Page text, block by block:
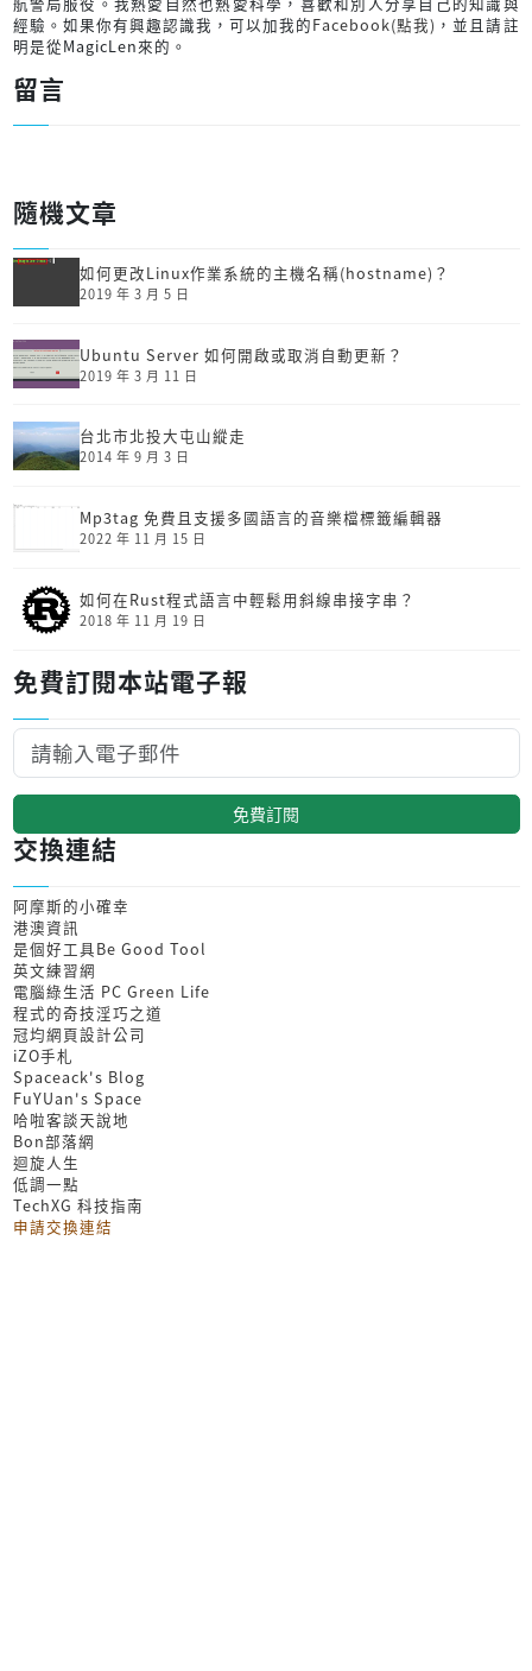
經驗。如果你有興趣認識我，可以加我的Facebook(點我) ，並且請註
明是從MagicLen來的。
留言
隨機文章
如何更改Linux作業系統的主機名稱(hostname)？
2019 年 3 月 5 日
Ubuntu Server 如何開啟或取消自動更新？
2019 年 3 月 11 日
台北市北投大屯山縱走
2014 年 9 月 3 日
Mp3tag 免費且支援多國語言的音樂檔標籤編輯器
2022 年 11 月 15 日
如何在Rust程式語言中輕鬆用斜線串接字串？
2018 年 11 月 19 日
免費訂閱本站電子報
免費訂閱
交換連結
阿摩斯的小確幸
港澳資訊
是個好工具Be Good Tool
英文練習網
電腦綠生活 PC Green Life
程式的奇技淫巧之道
冠均網頁設計公司
iZO手札
Spaceack's Blog
FuYUan's Space
哈啦客談天說地
Bon部落網
迴旋人生
低調一點
TechXG 科技指南
申請交換連結